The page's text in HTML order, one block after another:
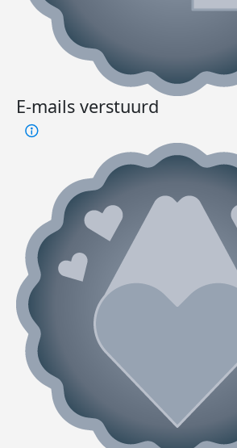
E-mails verstuurd